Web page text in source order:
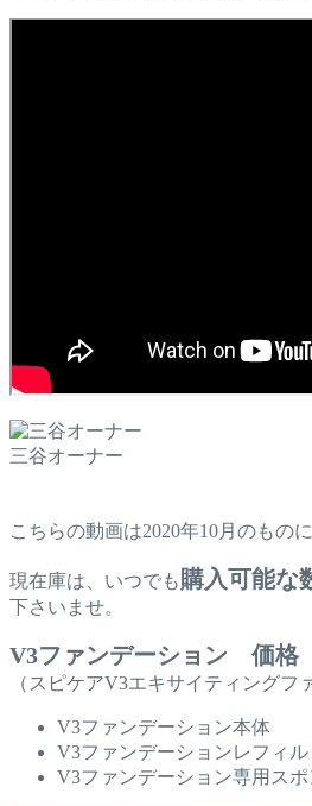
三谷オーナー
こちらの動画は2020年10月のもの
現在庫は、いつでも購入可能な
下さいませ。
V3ファンデーション 価格
（スピケアV3エキサイティングフ
V3ファンデーショ
V3ファンデーション
V3ファンデーション専